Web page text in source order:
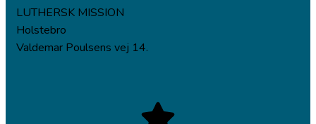
LUTHERSK MISSION
Holstebro
Valdemar Poulsens vej 14.